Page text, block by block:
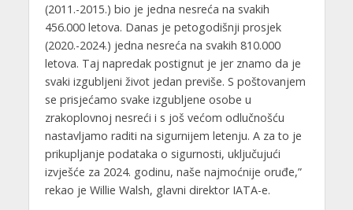
(2011.-2015.) bio je jedna nesreća na svakih
456.000 letova. Danas je petogodišnji prosjek
(2020.-2024.) jedna nesreća na svakih 810.000
letova. Taj napredak postignut je jer znamo da je
svaki izgubljeni život jedan previše. S poštovanjem
se prisjećamo svake izgubljene osobe u
zrakoplovnoj nesreći i s još većom odlučnošću
nastavljamo raditi na sigurnijem letenju. A za to je
prikupljanje podataka o sigurnosti, uključujući
izvješće za 2024. godinu, naše najmoćnije oruđe,”
rekao je Willie Walsh, glavni direktor IATA-e.